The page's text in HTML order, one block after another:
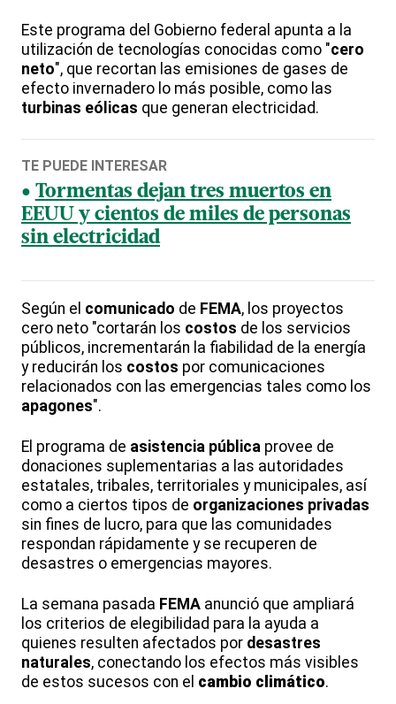
Este programa del Gobierno federal apunta a la
utilización de tecnologías conocidas como "cero
neto", que recortan las emisiones de gases de
efecto invernadero lo más posible, como las
turbinas eólicas que generan electricidad.
TE PUEDE INTERESAR
Tormentas dejan tres muertos en
EEUU y cientos de miles de personas
sin electricidad
Según el comunicado de FEMA, los proyectos
cero neto "cortarán los costos de los servicios
públicos, incrementarán la fiabilidad de la energía
y reducirán los costos por comunicaciones
relacionados con las emergencias tales como los
apagones".
El programa de asistencia pública provee de
donaciones suplementarias a las autoridades
estatales, tribales, territoriales y municipales, así
como a ciertos tipos de organizaciones privadas
sin fines de lucro, para que las comunidades
respondan rápidamente y se recuperen de
desastres o emergencias mayores.
La semana pasada FEMA anunció que ampliará
los criterios de elegibilidad para la ayuda a
quienes resulten afectados por desastres
naturales, conectando los efectos más visibles
de estos sucesos con el cambio climático.